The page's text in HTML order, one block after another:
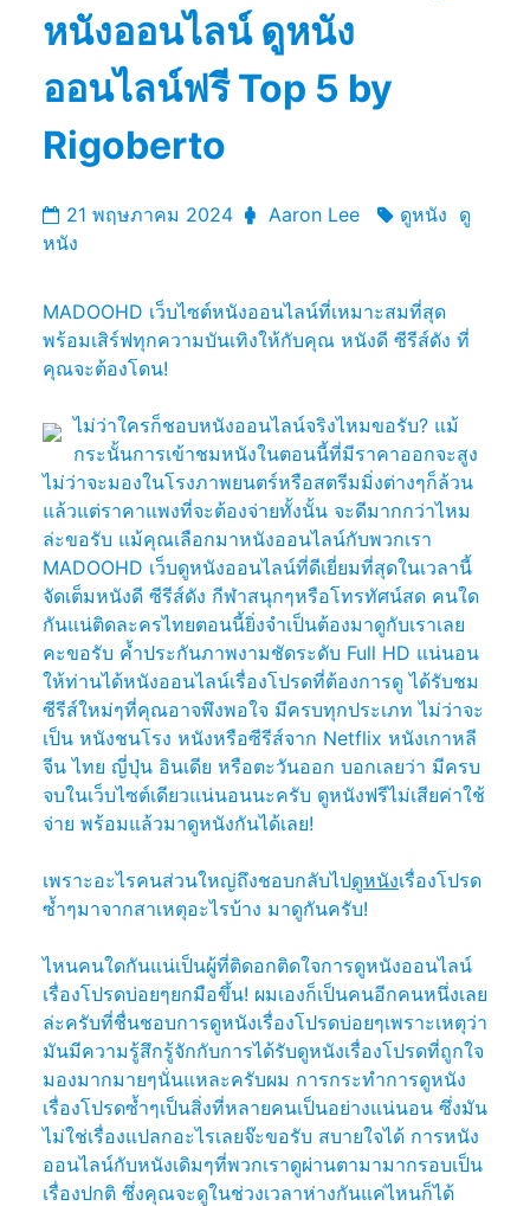
หนังออนไลน์ ดูหนัง
ออนไลน์ฟรี Top 5 by
Rigoberto
21 พฤษภาคม 2024 Aaron Lee ดูหนัง ดู
หนัง
MADOOHD เว็บไซต์หนังออนไลน์ที่เหมาะสมที่สุด
พร้อมเสิร์ฟทุกความบันเทิงให้กับคุณ หนังดี ซีรีส์ดัง ที่
คุณจะต้องโดน!
ไม่ว่าใครก็ชอบหนังออนไลน์จริงไหมขอรับ? แม้
กระนั้นการเข้าชมหนังในตอนนี้ที่มีราคาออกจะสูง
ไม่ว่าจะมองในโรงภาพยนตร์หรือสตรีมมิ่งต่างๆก็ล้วน
แล้วแต่ราคาแพงที่จะต้องจ่ายทั้งนั้น จะดีมากกว่าไหม
ล่ะขอรับ แม้คุณเลือกมาหนังออนไลน์กับพวกเรา
MADOOHD เว็บดูหนังออนไลน์ที่ดีเยี่ยมที่สุดในเวลานี้
จัดเต็มหนังดี ซีรีส์ดัง กีฬาสนุกๆหรือโทรทัศน์สด คนใด
กันแน่ติดละครไทยตอนนี้ยิ่งจำเป็นต้องมาดูกับเราเลย
คะขอรับ ค้ำประกันภาพงามชัดระดับ Full HD แน่นอน
ให้ท่านได้หนังออนไลน์เรื่องโปรดที่ต้องการดู ได้รับชม
ซีรีส์ใหม่ๆที่คุณอาจพึงพอใจ มีครบทุกประเภท ไม่ว่าจะ
เป็น หนังชนโรง หนังหรือซีรีส์จาก Netflix หนังเกาหลี
จีน ไทย ญี่ปุ่น อินเดีย หรือตะวันออก บอกเลยว่า มีครบ
จบในเว็บไซต์เดียวแน่นอนนะครับ ดูหนังฟรีไม่เสียค่าใช้
จ่าย พร้อมแล้วมาดูหนังกันได้เลย!
เพราะอะไรคนส่วนใหญ่ถึงชอบกลับไปดูหนังเรื่องโปรด
ซ้ำๆมาจากสาเหตุอะไรบ้าง มาดูกันครับ!
ไหนคนใดกันแน่เป็นผู้ที่ติดอกติดใจการดูหนังออนไลน์
เรื่องโปรดบ่อยๆยกมือขึ้น! ผมเองก็เป็นคนอีกคนหนึ่งเลย
ล่ะครับที่ชื่นชอบการดูหนังเรื่องโปรดบ่อยๆเพราะเหตุว่า
มันมีความรู้สึกรู้จักกับการได้รับดูหนังเรื่องโปรดที่ถูกใจ
มองมากมายๆนั่นแหละครับผม การกระทำการดูหนัง
เรื่องโปรดซ้ำๆเป็นสิ่งที่หลายคนเป็นอย่างแน่นอน ซึ่งมัน
ไม่ใช่เรื่องแปลกอะไรเลยจ๊ะขอรับ สบายใจได้ การหนัง
ออนไลน์กับหนังเดิมๆที่พวกเราดูผ่านตามามากรอบเป็น
เรื่องปกติ ซึ่งคุณจะดูในช่วงเวลาห่างกันแค่ไหนก็ได้